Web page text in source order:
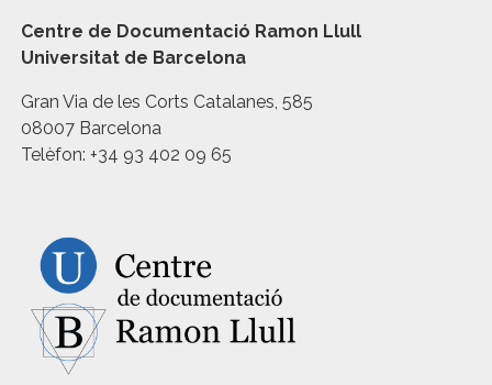
Centre de Documentació Ramon Llull
Universitat de Barcelona
Gran Via de les Corts Catalanes, 585
08007 Barcelona
Telèfon: +34 93 402 09 65